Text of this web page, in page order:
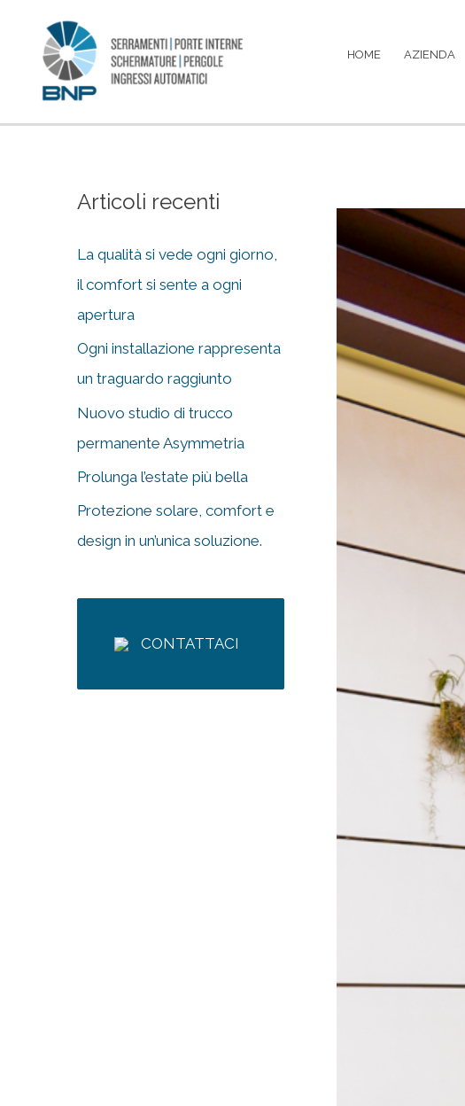
HOME AZIENDA
Articoli recenti
La qualità si vede ogni giorno,
il comfort si sente a ogni
apertura
Ogni installazione rappresenta
un traguardo raggiunto
Nuovo studio di trucco
permanente Asymmetria
Prolunga l’estate più bella
Protezione solare, comfort e
design in un’unica soluzione.
CONTATTACI